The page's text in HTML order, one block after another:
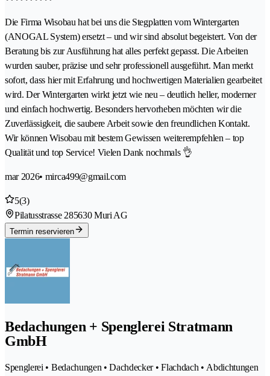
Die Firma Wisobau hat bei uns die Stegplatten vom Wintergarten
(ANOGAL System) ersetzt – und wir sind absolut begeistert. Von der
Beratung bis zur Ausführung hat alles perfekt gepasst. Die Arbeiten
wurden sauber, präzise und sehr professionell ausgeführt. Man merkt
sofort, dass hier mit Erfahrung und hochwertigen Materialien gearbeitet
wird. Der Wintergarten wirkt jetzt wie neu – deutlich heller, moderner
und einfach hochwertig. Besonders hervorheben möchten wir die
Zuverlässigkeit, die saubere Arbeit sowie den freundlichen Kontakt.
Wir können Wisobau mit bestem Gewissen weiterempfehlen – top
Qualität und top Service! Vielen Dank nochmals 👌
mar 2026• mirca499@gmail.com
5(3)
Pilatusstrasse 285630 Muri AG
Termin reservieren
Bedachungen + Spenglerei Stratmann
GmbH
Spenglerei • Bedachungen • Dachdecker • Flachdach • Abdichtungen